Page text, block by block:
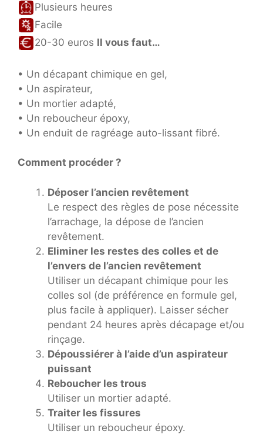
Plusieurs heures
Facile
20-30 euros Il vous faut…
• Un décapant chimique en gel,
• Un aspirateur,
• Un mortier adapté,
• Un reboucheur époxy,
• Un enduit de ragréage auto-lissant fibré.
Comment procéder ?
Déposer l’ancien revêtement
Le respect des règles de pose nécessite
l’arrachage, la dépose de l’ancien
revêtement.
Eliminer les restes des colles et de
l’envers de l’ancien revêtement
Utiliser un décapant chimique pour les
colles sol (de préférence en formule gel,
plus facile à appliquer). Laisser sécher
pendant 24 heures après décapage et/ou
rinçage.
Dépoussiérer à l’aide d’un aspirateur
puissant
Reboucher les trous
Utiliser un mortier adapté.
Traiter les fissures
Utiliser un reboucheur époxy.